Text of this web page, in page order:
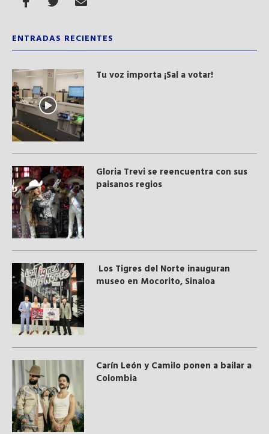
ENTRADAS RECIENTES
Tu voz importa ¡Sal a votar!
Gloria Trevi se reencuentra con sus
paisanos regios
Los Tigres del Norte inauguran
museo en Mocorito, Sinaloa
Carín León y Camilo ponen a bailar a
Colombia